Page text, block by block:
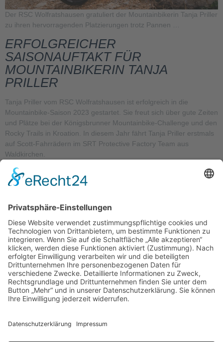
Der RSC Wolfratshausen gratuliert der Mountainbikerin Tanja Priller
zu ihren hervorragenden Platzierungen trotz Pannen …
ERFOLGREICHER
SAISONAUFTAKT FÜR
MOUNTAINBIKERIN TANJA
PRILLER
Tanja Priller vom RSC Wolfratshausen ist erfolgreich in die
Mountainbike-Saison 2023 gestartet. Sie freut sich über gute Zeiten
und Plätze bei der Königsbrunner Mountainbike-Challenge und den
Rocky Trails in Kroation. In diesem Jahr fährt Tanja Priller erstmals
auf Scott-Fahrrädern im SRT Protective Factory Team aus
Waldkirchen.
LINKS
Verein
Rennrad
Mountainbike
Termine
News
SERVICE
Impressum
Datenschutz
Datenschutz
Social
Media
KONTAKT
RSC
Wolfratshausen e.V.
Witneystraße
13 | 82008
Unterhaching
info@rsc-